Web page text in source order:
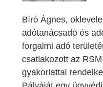
Bíró Ágnes,
adótanácsadó és
forgalmi adó
csatlakozott az
gyakorlattal